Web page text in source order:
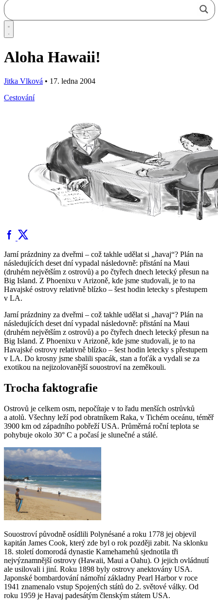
Aloha Hawaii!
Jitka Vlková • 17. ledna 2004
Cestování
Jarní prázdniny za dveřmi – což takhle udělat si „havaj“? Plán na
následujících deset dní vypadal následovně: přistání na Maui
(druhém největším z ostrovů) a po čtyřech dnech letecký přesun na
Big Island. Z Phoenixu v Arizoně, kde jsme studovali, je to na
Havajské ostrovy relativně blízko – šest hodin letecky s přestupem
v LA.
Jarní prázdniny za dveřmi – což takhle udělat si „havaj“? Plán na
následujících deset dní vypadal následovně: přistání na Maui
(druhém největším z ostrovů) a po čtyřech dnech letecký přesun na
Big Island. Z Phoenixu v Arizoně, kde jsme studovali, je to na
Havajské ostrovy relativně blízko – šest hodin letecky s přestupem
v LA. Do krosny jsme sbalili spacák, stan a foťák a vydali se za
exotikou na nejizolovanější souostroví na zeměkouli.
Trocha faktografie
Ostrovů je celkem osm, nepočítaje v to řadu menších ostrůvků
a atolů. Všechny leží pod obratníkem Raka, v Tichém oceánu, téměř
3900 km od západního pobřeží USA. Průměrná roční teplota se
pohybuje okolo 30° C a počasí je slunečné a stálé.
Souostroví původně osídlili Polynésané a roku 1778 jej objevil
kapitán James Cook, který zde byl o rok později zabit. Na sklonku
18. století domorodá dynastie Kamehamehů sjednotila tři
nejvýznamnější ostrovy (Hawaii, Maui a Oahu). O jejich ovládnutí
ale usilovali i jiní. Roku 1898 byly ostrovy anektovány USA.
Japonské bombardování námořní základny Pearl Harbor v roce
1941 znamenalo vstup Spojených států do 2. světové války. Od
roku 1959 je Havaj padesátým členským státem USA.